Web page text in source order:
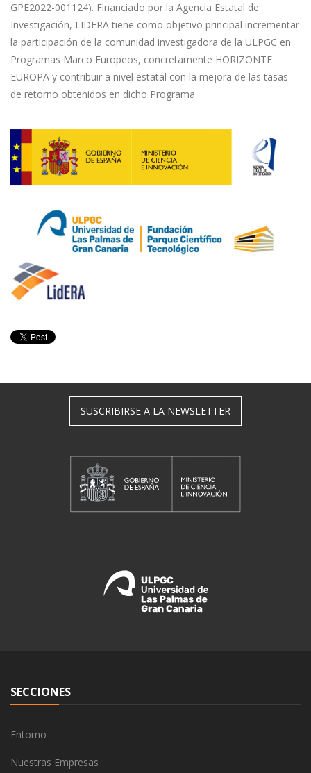
GPE2022-001124). Financiado por la Agencia Estatal de
Investigación, LIDERA tiene como objetivo principal incrementar
la participación de la comunidad investigadora de la ULPGC en
Programas Marco Europeos, concretamente HORIZONTE
EUROPA y contribuir a nivel estatal con la mejora de las tasas
de retorno obtenidos en dicho Programa.
SUSCRIBIRSE A LA NEWSLETTER
SECCIONES
Entorno
Nuestras Empresas